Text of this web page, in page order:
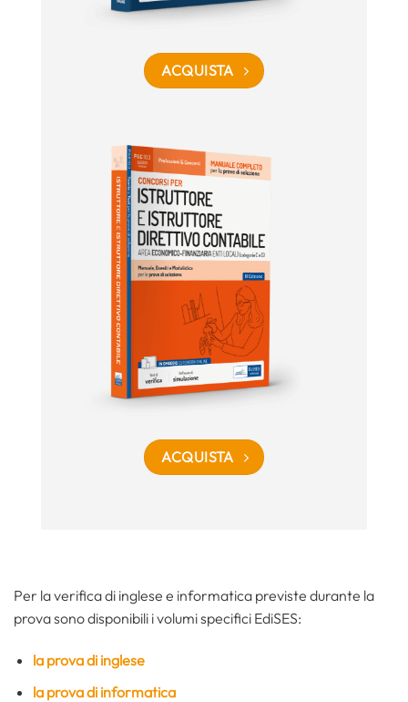
ACQUISTA
ACQUISTA
Per la verifica di inglese e informatica previste durante la
prova sono disponibili i volumi specifici EdiSES:
la prova di inglese
la prova di informatica